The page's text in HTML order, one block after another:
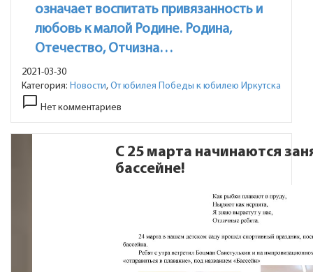
означает воспитать привязанность и
любовь к малой Родине. Родина,
Отечество, Отчизна…
2021-03-30
Категория: Новости, От юбилея Победы к юбилею Иркутска
chat_bubble_outline Нет комментариев
С 25 марта начинаются
бассейне!